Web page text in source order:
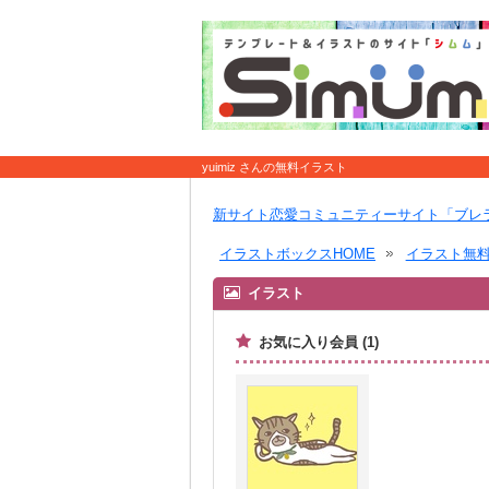
yuimiz さんの無料イラスト
新サイト恋愛コミュニティーサイト「ブレ
イラストボックスHOME イラスト無
イラスト
お気に入り会員 (1)